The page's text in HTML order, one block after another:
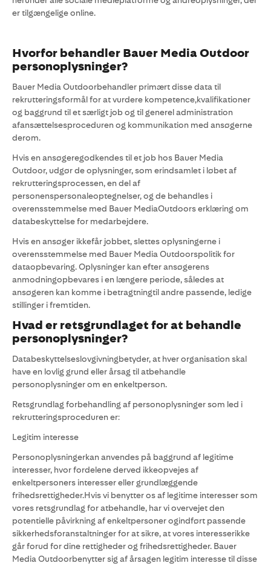
er tilgængelige online.
Hvorfor behandler Bauer Media Outdoor
personoplysninger?
Bauer Media Outdoorbehandler primært disse data til
rekrutteringsformål for at vurdere kompetence,kvalifikationer
og baggrund til et særligt job og til generel administration
afansættelsesproceduren og kommunikation med ansøgerne
derom.
Hvis en ansøgeregodkendes til et job hos Bauer Media
Outdoor, udgør de oplysninger, som erindsamlet i løbet af
rekrutteringsprocessen, en del af
personenspersonaleoptegnelser, og de behandles i
overensstemmelse med Bauer MediaOutdoors erklæring om
databeskyttelse for medarbejdere.
Hvis en ansøger ikkefår jobbet, slettes oplysningerne i
overensstemmelse med Bauer Media Outdoorspolitik for
dataopbevaring. Oplysninger kan efter ansøgerens
anmodningopbevares i en længere periode, således at
ansøgeren kan komme i betragtningtil andre passende, ledige
stillinger i fremtiden.
Hvad er retsgrundlaget for at behandle
personoplysninger?
Databeskyttelseslovgivningbetyder, at hver organisation skal
have en lovlig grund eller årsag til atbehandle
personoplysninger om en enkeltperson.
Retsgrundlag forbehandling af personoplysninger som led i
rekrutteringsproceduren er:
Legitim interesse
Personoplysningerkan anvendes på baggrund af legitime
interesser, hvor fordelene derved ikkeopvejes af
enkeltpersoners interesser eller grundlæggende
frihedsrettigheder.Hvis vi benytter os af legitime interesser som
vores retsgrundlag for atbehandle, har vi overvejet den
potentielle påvirkning af enkeltpersoner ogindført passende
sikkerhedsforanstaltninger for at sikre, at vores interesserikke
går forud for dine rettigheder og frihedsrettigheder. Bauer
Media Outdoorbenytter sig af årsagen legitim interesse til disse